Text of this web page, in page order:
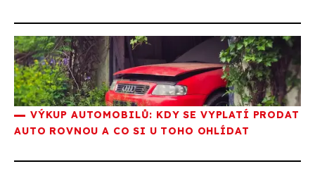
VÝKUP AUTOMOBILŮ: KDY SE VYPLATÍ PRODAT
AUTO ROVNOU A CO SI U TOHO OHLÍDAT